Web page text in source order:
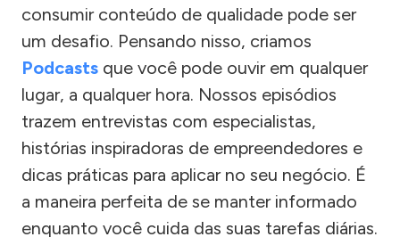
consumir conteúdo de qualidade pode ser
um desafio. Pensando nisso, criamos
Podcasts que você pode ouvir em qualquer
lugar, a qualquer hora. Nossos episódios
trazem entrevistas com especialistas,
histórias inspiradoras de empreendedores e
dicas práticas para aplicar no seu negócio. É
a maneira perfeita de se manter informado
enquanto você cuida das suas tarefas diárias.